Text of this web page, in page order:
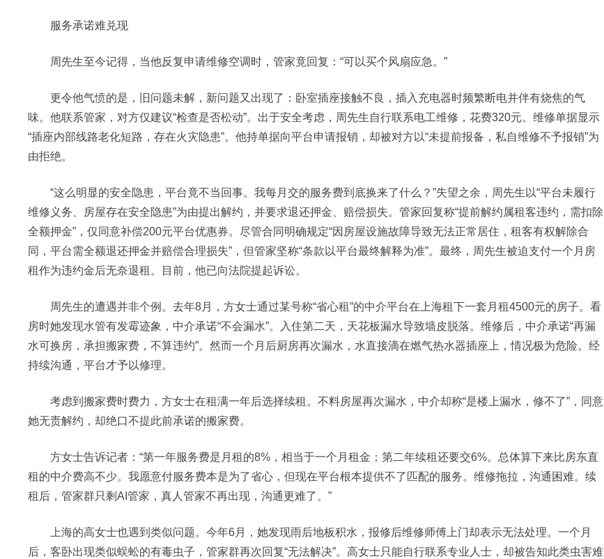
服务承诺难兑现
周先生至今记得，当他反复申请维修空调时，管家竟回复：“可以买个风扇应急。”
更令他气愤的是，旧问题未解，新问题又出现了：卧室插座接触不良，插入充电器时频繁断电并伴有烧焦的气
味。他联系管家，对方仅建议“检查是否松动”。出于安全考虑，周先生自行联系电工维修，花费320元。维修单据显示
“插座内部线路老化短路，存在火灾隐患”。他持单据向平台申请报销，却被对方以“未提前报备，私自维修不予报销”为
由拒绝。
“这么明显的安全隐患，平台竟不当回事。我每月交的服务费到底换来了什么？”失望之余，周先生以“平台未履行
维修义务、房屋存在安全隐患”为由提出解约，并要求退还押金、赔偿损失。管家回复称“提前解约属租客违约，需扣除
全额押金”，仅同意补偿200元平台优惠券。尽管合同明确规定“因房屋设施故障导致无法正常居住，租客有权解除合
同，平台需全额退还押金并赔偿合理损失”，但管家坚称“条款以平台最终解释为准”。最终，周先生被迫支付一个月房
租作为违约金后无奈退租。目前，他已向法院提起诉讼。
周先生的遭遇并非个例。去年8月，方女士通过某号称“省心租”的中介平台在上海租下一套月租4500元的房子。看
房时她发现水管有发霉迹象，中介承诺“不会漏水”。入住第二天，天花板漏水导致墙皮脱落。维修后，中介承诺“再漏
水可换房，承担搬家费，不算违约”。然而一个月后厨房再次漏水，水直接滴在燃气热水器插座上，情况极为危险。经
持续沟通，平台才予以修理。
考虑到搬家费时费力，方女士在租满一年后选择续租。不料房屋再次漏水，中介却称“是楼上漏水，修不了”，同意
她无责解约，却绝口不提此前承诺的搬家费。
方女士告诉记者：“第一年服务费是月租的8%，相当于一个月租金；第二年续租还要交6%。总体算下来比房东直
租的中介费高不少。我愿意付服务费本是为了省心，但现在平台根本提供不了匹配的服务。维修拖拉，沟通困难。续
租后，管家群只剩AI管家，真人管家不再出现，沟通更难了。”
上海的高女士也遇到类似问题。今年6月，她发现雨后地板积水，报修后维修师傅上门却表示无法处理。一个月
后，客卧出现类似蜈蚣的有毒虫子，管家群再次回复“无法解决”。高女士只能自行联系专业人士，却被告知此类虫害难